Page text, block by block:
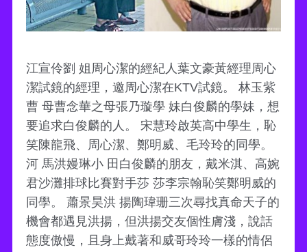
江宣伶劉 姐周心潔的經紀人葉文豪黃經理周心
潔試鏡的經理，邀周心潔在KTV試鏡。 林玉紫
曹 母曹念華之母張乃璇學 妹白俊麟的學妹，想
要追求白俊麟的人。 宋慧玲啟英高中學生，恥
笑陳龍飛、周心潔、鄭明威、毛玲玲的同學。
河 馬洪嫚琳小 田白俊麟的朋友，戴米淇、高婉
君沙灘排球比賽對手莎 莎李宗翰恥笑鄭明威的
同學。 蕭景昊洪 揚陶瑋珊三次尋找真命天子的
機會都遇見洪揚，但洪揚交友個性膚淺，說話
態度傲慢，且身上戴著和威哥玲玲一樣的情侶